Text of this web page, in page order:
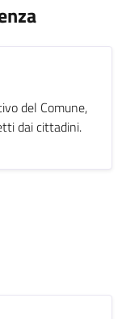
del Comune,
dai cittadini.